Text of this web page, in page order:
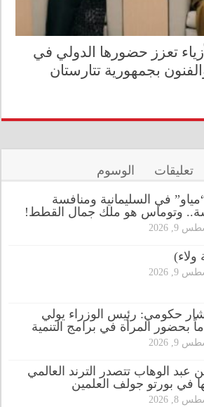
تعزز حضورها الدولي في
بجمهورية تتارستان
تعليقات الوسوم
“مياو” في السليمانية ومنافسة
وتوماس هو ملك جمال القطط!
9, 2026
ولاء)
9, 2026
حكومي: رئيس الوزراء يولي
بحضور المرأة في برامج التنمية
9, 2026
عبد الوهاب تتصدر الترند العالمي
في بورتو جولف العلمين
8, 2026